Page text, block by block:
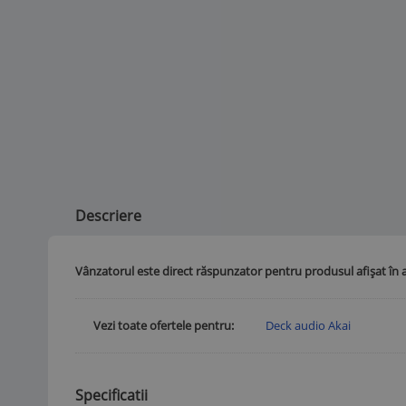
Descriere
Vânzatorul este direct răspunzator pentru produsul afișat în
Vezi toate ofertele pentru Deck audio Akai
Specificatii